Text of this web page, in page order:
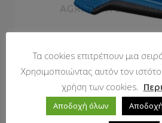
Πλαγιοκόφτες με
Τα cookies επιτρέπουν μια
Χρησιμοποιώντας αυτόν τον
χρήση των cookies.
Αποδοχή όλων